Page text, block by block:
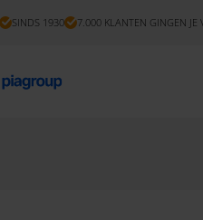
SINDS 1930 7.000 KLANTEN GINGEN JE